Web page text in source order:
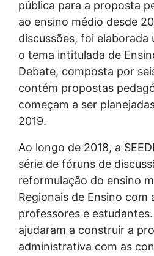
pública para a proposta
ao ensino médio desde
discussões, foi elaborada
o tema intitulada de
Debate, composta por
contém propostas
começam a ser
2019.
Ao longo de 2018, a
série de fóruns de
reformulação do ensino
Regionais de Ensino com
professores e
ajudaram a construir a
administrativa com as